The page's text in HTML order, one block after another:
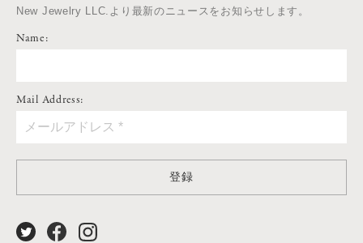
New Jewelry LLC.より最新のニュースをお知らせします。
Name:
Mail Address:
登録